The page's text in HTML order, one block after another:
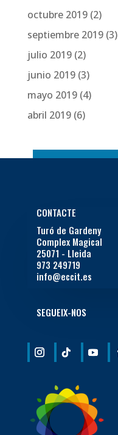
octubre 2019(2)
septiembre 2019(3)
julio 2019(2)
junio 2019(3)
mayo 2019(4)
abril 2019(6)
CONTACTE
Turó de Gardeny
Complex Magical
25071 - Lleida
973 249719
info@eccit.es
SEGUEIX-NOS